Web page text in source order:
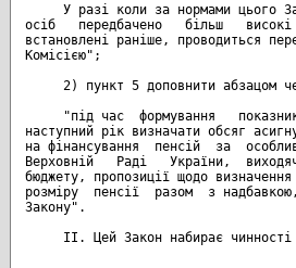
У разі коли за нормами цього
осіб   передбачено   більш
встановлені раніше, проводиться
Комісією";
2) пункт 5 доповнити абзацом
"під час  формування
наступний рік визначати обсяг
на фінансування  пенсій  за
Верховній   Раді   України,
бюджету, пропозиції щодо
розміру  пенсії  разом  з
Закону".
II. Цей Закон набирає